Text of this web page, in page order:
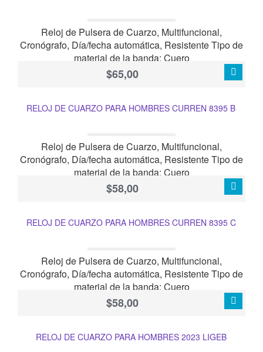
Reloj de Pulsera de Cuarzo, Multifuncional,
Cronógrafo, Día/fecha automática, Resistente Tipo de
material de la banda: Cuero
$65,00
RELOJ DE CUARZO PARA HOMBRES CURREN 8395 B
Reloj de Pulsera de Cuarzo, Multifuncional,
Cronógrafo, Día/fecha automática, Resistente Tipo de
material de la banda: Cuero
$58,00
RELOJ DE CUARZO PARA HOMBRES CURREN 8395 C
Reloj de Pulsera de Cuarzo, Multifuncional,
Cronógrafo, Día/fecha automática, Resistente Tipo de
material de la banda: Cuero
$58,00
RELOJ DE CUARZO PARA HOMBRES 2023 LIGEB